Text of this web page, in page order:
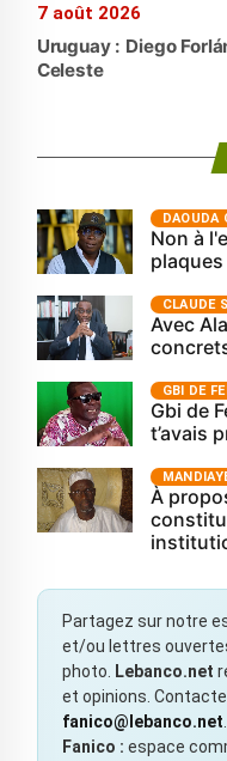
7 août 2026
Uruguay : Diego
Celeste
‎DAOUDA
Non à
CLAUDE
Avec
GBI DE
Gbi de
t’avais
À
Partagez sur notre
et/ou lettres
photo. Lebanco.net
et opinions.
fanico@lebanco.net.
Fanico : espace